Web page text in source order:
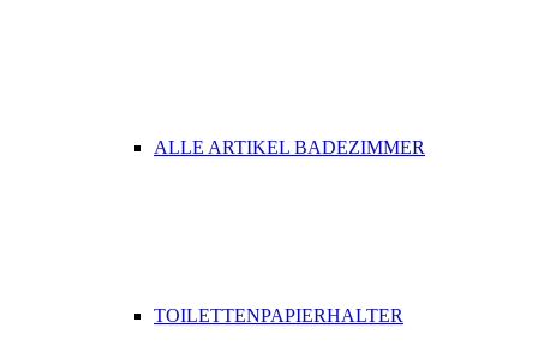
ALLE ARTIKEL BADEZIMMER
TOILETTENPAPIERHALTER